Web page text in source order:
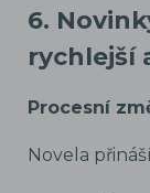
6.
rychlejší
Procesní
Novela